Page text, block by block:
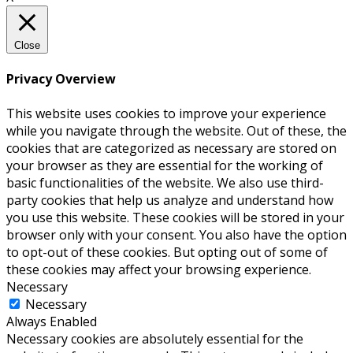
Close
Privacy Overview
This website uses cookies to improve your experience
while you navigate through the website. Out of these, the
cookies that are categorized as necessary are stored on
your browser as they are essential for the working of
basic functionalities of the website. We also use third-
party cookies that help us analyze and understand how
you use this website. These cookies will be stored in your
browser only with your consent. You also have the option
to opt-out of these cookies. But opting out of some of
these cookies may affect your browsing experience.
Necessary
Necessary
Always Enabled
Necessary cookies are absolutely essential for the